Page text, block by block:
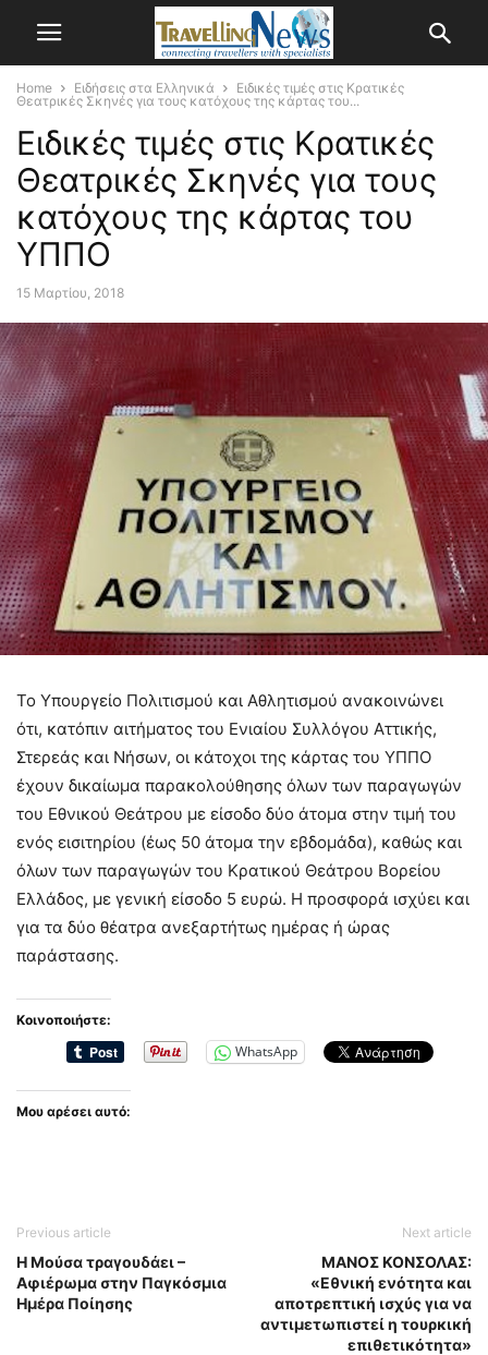
Home Ειδήσεις στα Ελληνικά
Ειδικές τιμές στις Κρατικές
Θεατρικές Σκηνές για τους κατόχους της κάρτας του...
Ειδικές τιμές στις Κρατικές
Θεατρικές Σκηνές για τους
κατόχους της κάρτας του
ΥΠΠΟ
15 Μαρτίου, 2018
Το Υπουργείο Πολιτισμού και Αθλητισμού ανακοινώνει
ότι, κατόπιν αιτήματος του Ενιαίου Συλλόγου Αττικής,
Στερεάς και Νήσων, οι κάτοχοι της κάρτας του ΥΠΠΟ
έχουν δικαίωμα παρακολούθησης όλων των παραγωγών
του Εθνικού Θεάτρου με είσοδο δύο άτομα στην τιμή του
ενός εισιτηρίου (έως 50 άτομα την εβδομάδα), καθώς και
όλων των παραγωγών του Κρατικού Θεάτρου Βορείου
Ελλάδος, με γενική είσοδο 5 ευρώ. H προσφορά ισχύει και
για τα δύο θέατρα ανεξαρτήτως ημέρας ή ώρας
παράστασης.
Κοινοποιήστε:
WhatsApp
Μου αρέσει αυτό:
Previous article
Η Μούσα τραγουδάει –
Αφιέρωμα στην Παγκόσμια
Ημέρα Ποίησης
Next article
ΜΑΝΟΣ ΚΟΝΣΟΛΑΣ:
«Εθνική ενότητα και
αποτρεπτική ισχύς για να
αντιμετωπιστεί η τουρκική
επιθετικότητα»